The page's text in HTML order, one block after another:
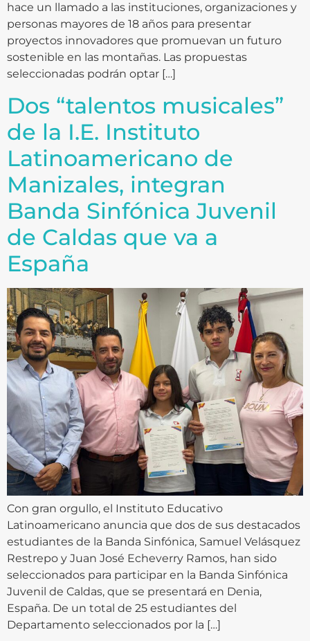
hace un llamado a las instituciones, organizaciones y
personas mayores de 18 años para presentar
proyectos innovadores que promuevan un futuro
sostenible en las montañas. Las propuestas
seleccionadas podrán optar […]
Dos “talentos musicales”
de la I.E. Instituto
Latinoamericano de
Manizales, integran
Banda Sinfónica Juvenil
de Caldas que va a
España
Con gran orgullo, el Instituto Educativo
Latinoamericano anuncia que dos de sus destacados
estudiantes de la Banda Sinfónica, Samuel Velásquez
Restrepo y Juan José Echeverry Ramos, han sido
seleccionados para participar en la Banda Sinfónica
Juvenil de Caldas, que se presentará en Denia,
España. De un total de 25 estudiantes del
Departamento seleccionados por la […]